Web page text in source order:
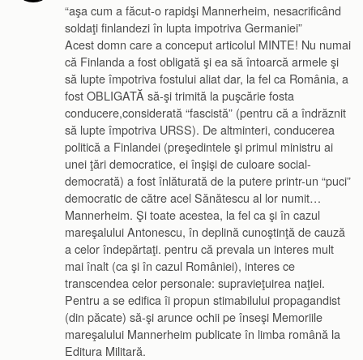
“aşa cum a făcut-o rapidşi Mannerheim, nesacrificând
soldaţi finlandezi în lupta impotriva Germaniei”
Acest domn care a conceput articolul MINTE! Nu numai
că Finlanda a fost obligată şi ea să întoarcă armele şi
să lupte împotriva fostului aliat dar, la fel ca România, a
fost OBLIGATĂ să-şi trimită la puşcărie fosta
conducere,considerată “fascistă” (pentru că a îndrăznit
să lupte împotriva URSS). De altminteri, conducerea
politică a Finlandei (preşedintele şi primul ministru ai
unei ţări democratice, ei înşişi de culoare social-
democrată) a fost înlăturată de la putere printr-un “puci”
democratic de către acel Sănătescu al lor numit…
Mannerheim. Şi toate acestea, la fel ca şi în cazul
mareşalului Antonescu, în deplină cunoştinţă de cauză
a celor îndepărtaţi. pentru că prevala un interes mult
mai înalt (ca şi în cazul României), interes ce
transcendea celor personale: supravieţuirea naţiei.
Pentru a se edifica îi propun stimabilului propagandist
(din păcate) să-şi arunce ochii pe înseşi Memoriile
mareşalului Mannerheim publicate în limba română la
Editura Militară.